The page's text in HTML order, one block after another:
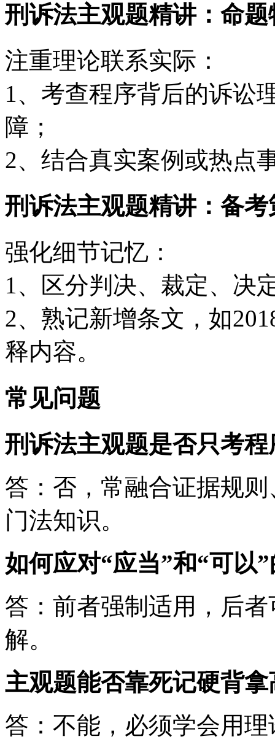
刑诉法主观题精讲：命
注重理论联系实际：
1、考查程序背后的诉讼
障；
2、结合真实案例或热点
刑诉法主观题精讲：备
强化细节记忆：
1、区分判决、裁定、决
2、熟记新增条文，如
释内容。
常见问题
刑诉法主观题是否只考程
答：否，常融合证据规
门法知识。
如何应对“应当”和“可以
答：前者强制适用，后
解。
主观题能否靠死记硬背拿
答：不能，必须学会用